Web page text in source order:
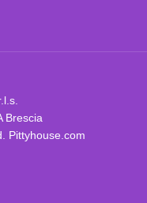
Brescia
Pittyhouse.com